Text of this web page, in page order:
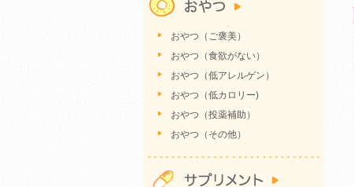
おやつ（ご褒美）
おやつ（食欲がない）
おやつ（低アレルゲン）
おやつ（低カロリー)
おやつ（投薬補助）
おやつ（その他）